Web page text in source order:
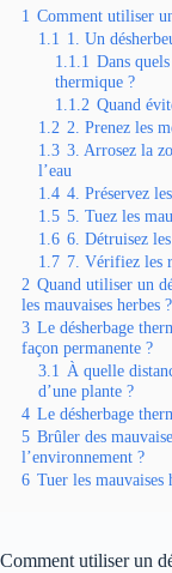
1 Comment utiliser
1.1 1. Un
1.1.1 Dans
thermique ?
1.1.2 Quand
1.2 2. Prenez les
1.3 3. Arrosez la
l’eau
1.4 4. Préservez
1.5 5. Tuez les
1.6 6. Détruisez
1.7 7. Vérifiez les
2 Quand utiliser un
les mauvaises herbes ?
3 Le désherbage
façon permanente ?
3.1 À quelle
d’une plante ?
4 Le désherbage
5 Brûler des
l’environnement ?
6 Tuer les mauvaises
Comment utiliser un